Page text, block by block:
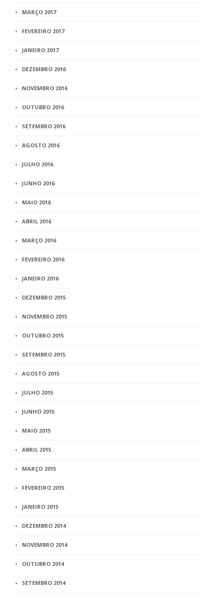
MARÇO 2017
FEVEREIRO 2017
JANEIRO 2017
DEZEMBRO 2016
NOVEMBRO 2016
OUTUBRO 2016
SETEMBRO 2016
AGOSTO 2016
JULHO 2016
JUNHO 2016
MAIO 2016
ABRIL 2016
MARÇO 2016
FEVEREIRO 2016
JANEIRO 2016
DEZEMBRO 2015
NOVEMBRO 2015
OUTUBRO 2015
SETEMBRO 2015
AGOSTO 2015
JULHO 2015
JUNHO 2015
MAIO 2015
ABRIL 2015
MARÇO 2015
FEVEREIRO 2015
JANEIRO 2015
DEZEMBRO 2014
NOVEMBRO 2014
OUTUBRO 2014
SETEMBRO 2014